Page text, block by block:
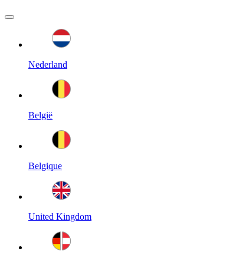
Nederland
België
Belgique
United Kingdom